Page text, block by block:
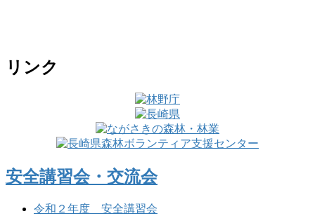
リンク
安全講習会・交流会
令和２年度 安全講習会